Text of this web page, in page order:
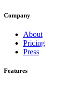
Company
About
Pricing
Press
Features